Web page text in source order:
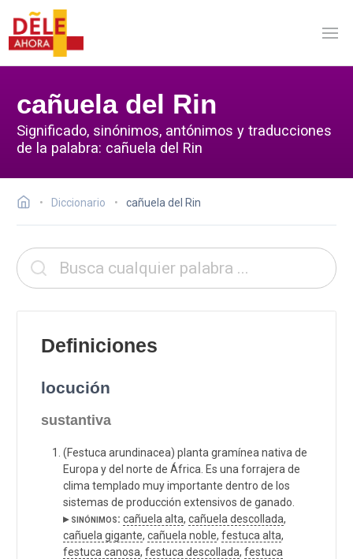
cañuela del Rin
Significado, sinónimos, antónimos y traducciones
de la palabra: cañuela del Rin
Diccionario cañuela del Rin
Definiciones
locución
sustantiva
(Festuca arundinacea) planta gramínea nativa de
Europa y del norte de África. Es una forrajera de
clima templado muy importante dentro de los
sistemas de producción extensivos de ganado.
▸ sinónimos: cañuela alta, cañuela descollada,
cañuela gigante, cañuela noble, festuca alta,
festuca canosa, festuca descollada, festuca